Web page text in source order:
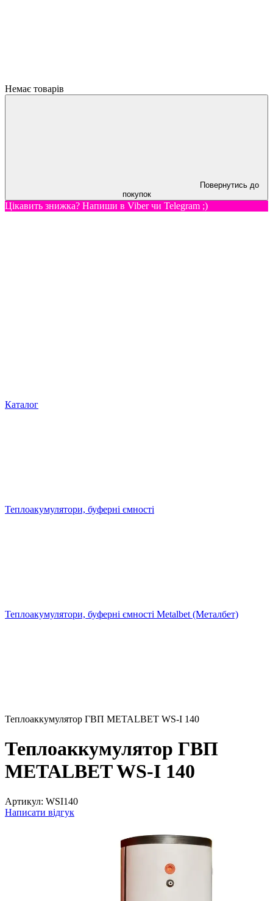
Немає товарів
Повернутись до
покупок
Цікавить знижка? Напиши в Viber чи Telegram ;)
Каталог
Теплоакумулятори, буферні ємності
Теплоакумулятори, буферні ємності Metalbet (Металбет)
Теплоаккумулятор ГВП METALBET WS-I 140
Теплоаккумулятор ГВП
METALBET WS-I 140
Артикул: WSI140
Написати відгук